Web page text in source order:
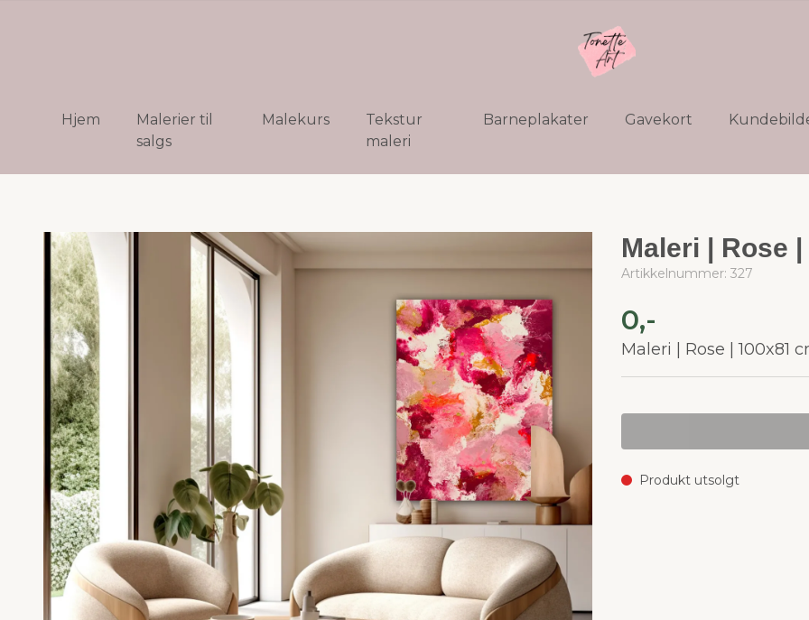
Hjem
Malerier til
salgs
Malekurs
Tekstur
maleri
Barneplakater Gavekort
Maleri | Rose
Artikkelnummer: 327
0,-
Maleri | Rose | 100x81
Produkt utsolgt